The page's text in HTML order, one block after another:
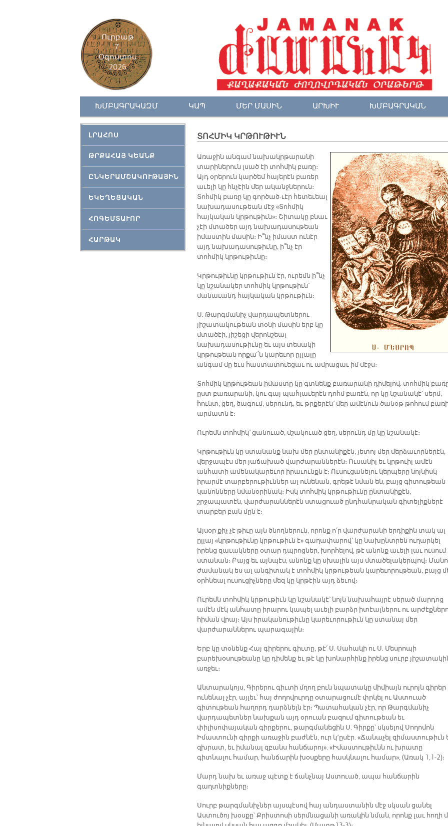
Ուրբաթ
7,
Օգոստոս
2026
ԽՄԲԱԳՐԱԿԱԶՄ ԿԱՊ ՄԵՐ ՄԱՍԻՆ ԱՐԽԻՒ ԽՄԲԱԳՐԱԿԱՆ
ԼՐԱՀՈՍ
ԹՐՔԱՀԱՅ ԿԵԱՆՔ
ԸՆԿԵՐԱՄՇԱԿՈՒԹԱՅԻՆ
ԵԿԵՂԵՑԱԿԱՆ
ՀՈԳԵՄՏԱՒՈՐ
ՀԱՐԹԱԿ
ՏՈՀ­ՄԻԿ ԿՐԹՈՒԹԻՒՆ
Առաջին անգամ նախակրթարանի
տարիներուն լսած էի տոհմիկ բառը։
Այդ օրերուն կարծեմ հայերէն բառեր
աւելի կը հնչէին մեր ականջներուն։
Տոհմիկ բառը կը գործած-ւէր հետեւեալ
նախադասութեան մէջ «Տոհմիկ
հայկական կրթութիւն»։ Շիտակը բնաւ
չէի մտածեր այդ նախադասութեան
իմաստին մասին։ Ի՞նչ իմաստ ունէր
այդ նախադասութիւնը, ի՞նչ էր
տոհմիկ կրթութիւնը։
Կրթութիւնը կրթութիւն էր, ուրեմն ի՞նչ
կը նշանակեր տոհմիկ կրթութիւն՝
մանաւանդ հայկական կրթութիւն։
Ս. Թարգմանիչ վարդապետներու
յիշատակութեան տօնի մասին երբ կը
մտածէի, յիշեցի վերոնշեալ
նախադասութիւնը եւ այս տեսակի
կրթութեան որքա՜ն կարեւոր ըլլալը
անգամ մը եւս հաստատուեցաւ ու ամրացաւ իմ մէջս։
Տոհմիկ կրթութեան իմաստը կը գտնենք բառարանի դիմելով. տոհմիկ
ըստ բառարանի, կու գայ պահլաւերէն դոհմ բառէն, որ կը նշանակէ՝ սերմ,
հունտ, ցեղ, ծագում, սերունդ, եւ թրքերէն՝ մեր ամէնուն ծանօթ թոհում
արմատն է։
Ուրեմն տոհմիկ՝ ցանուած, մշակուած ցեղ, սերունդ մը կը նշանակէ։
Կրթութիւն կը ստանանք նախ մեր ընտանիքէն, յետոյ մեր մերձաւորներէն,
վերջապէս մեր յաճախած վարժարաններէն։ Ուսանիլ եւ կրթուիլ ամէն
անհատի ամենակարեւոր իրաւունքն է։ Ուսուցանելու կերպերը նոյնիսկ
իրարմէ տարբերութիւններ ալ ունենան, գրեթէ նման են, բայց գիտութեան
կանոնները նմանօրինակ։ Իսկ տոհմիկ կրթութիւնը ընտանիքէն,
շրջապատէն, վարժարաններէն ստացուած ընդհանրական գիտելիքներէ
տարբեր բան մըն է։
Այսօր քիչ չէ թիւը այն ծնողներուն, որոնք ո՛ր վարժարանի երդիքին տակ ալ
ըլլայ «կրթութիւնը կրթութիւն է» գաղափարով՝ կը նախընտրեն ուղարկել
իրենց զաւակները օտար դպրոցներ, խորհելով, թէ անոնք աւելի լաւ ուսում
ստանան։ Բայց եւ այնպէս, անոնք կը սխալին այս մտածելակերպով։
ժամանակ ես ալ անգիտակ է տոհմիկ կրթութեան կարեւորութեան, բայց
օրհնեալ ուսուցիչները մեզ կը կրթէին այդ ձեւով։
Ուրեմն տոհմիկ կրթութիւն կը նշանակէ՝ նոյն նախահայրէ սերած մարդոց
ամէն մէկ անհատը իրարու կապել աւելի բարձր իտէալներու ու
հիման վրայ։ Այս իրականութիւնը կարեւորութիւն կը ստանայ մեր
վարժարաններու պարագային։
Երբ կը տօնենք Հայ գիրերու գիւտը, թէ՛ Ս. Սահակի ու Ս. Մեսրոպի
բարեխօսութեանը կը դիմենք եւ թէ կը խոնարհինք իրենց սուրբ
առջեւ։
Անտարակոյս, Գիրերու գիւտի մղող բուն նպատակը միմիայն ուրոյն գիրեր
ունենալ չէր, այլեւ՝ հայ ժողովուրդը օտարացումէ փրկել ու Աստուած
գիտութեան հաղորդ դարձնելն էր։ Պատահական չէր, որ Թարգմանիչ
վարդապետներ նախքան այդ օրուան բազում գիտութեան եւ
փիլիսոփայական գիրքերու, թարգմանեցին Ս. Գիրքը՝ սկսելով Սողոմոն
Իմաստունի գիրքի առաջին բաժնէն, ուր կ՚ըսէր. «Ճանաչել զիմաստութիւն
զխրատ, եւ իմանալ զբանս հանճարոյ». «Իմաստութիւնն ու խրատը
գիտնալու համար, հանճարին խօսքերը հասկնալու համար», (Առակ 1,1-2)։
Մարդ նախ եւ առաջ պէտք է ճանչնայ Աստուած, ապա հանճարին
գաղտնիքները։
Սուրբ թարգմանիչներ այսպէսով հայ անդաստանին մէջ սկսան ցանել
Աստուծոյ խօսքը՝ Քրիստոսի սերմնացանի առակին նման, որոնք լաւ հողի